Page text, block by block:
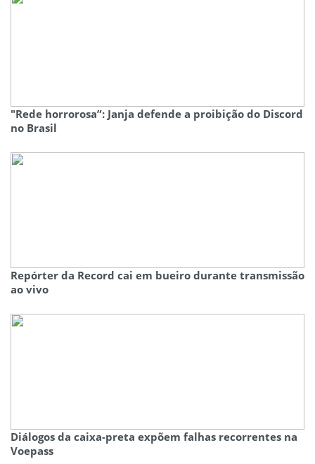
"Rede horrorosa”: Janja defende a proibição do Discord
no Brasil
Repórter da Record cai em bueiro durante transmissão
ao vivo
Diálogos da caixa-preta expõem falhas recorrentes na
Voepass